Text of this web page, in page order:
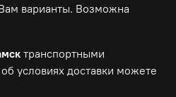
варианты. Возможна
транспортными
условиях доставки можете